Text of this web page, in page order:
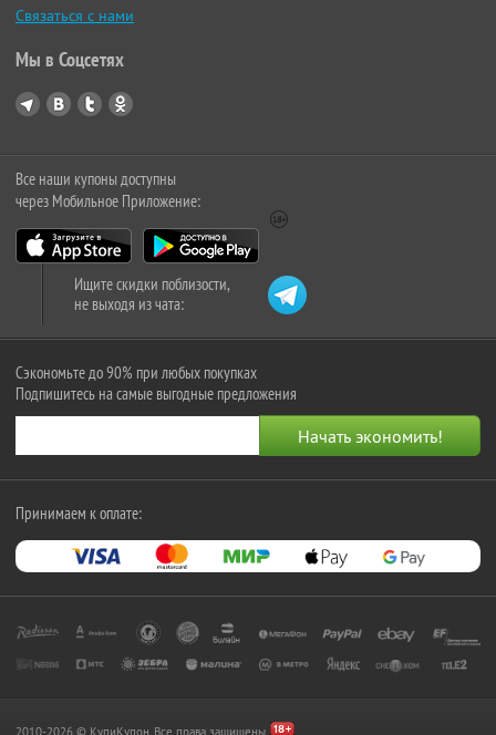
Связаться с нами
Мы в Соцсетях
Все наши купоны доступны
через Мобильное Приложение:
Ищите скидки поблизости,
не выходя из чата:
Сэкономьте до 90% при любых покупках
Подпишитесь на самые выгодные предложения
Принимаем к оплате:
2010-2026 © КупиКупон. Все права защищены.